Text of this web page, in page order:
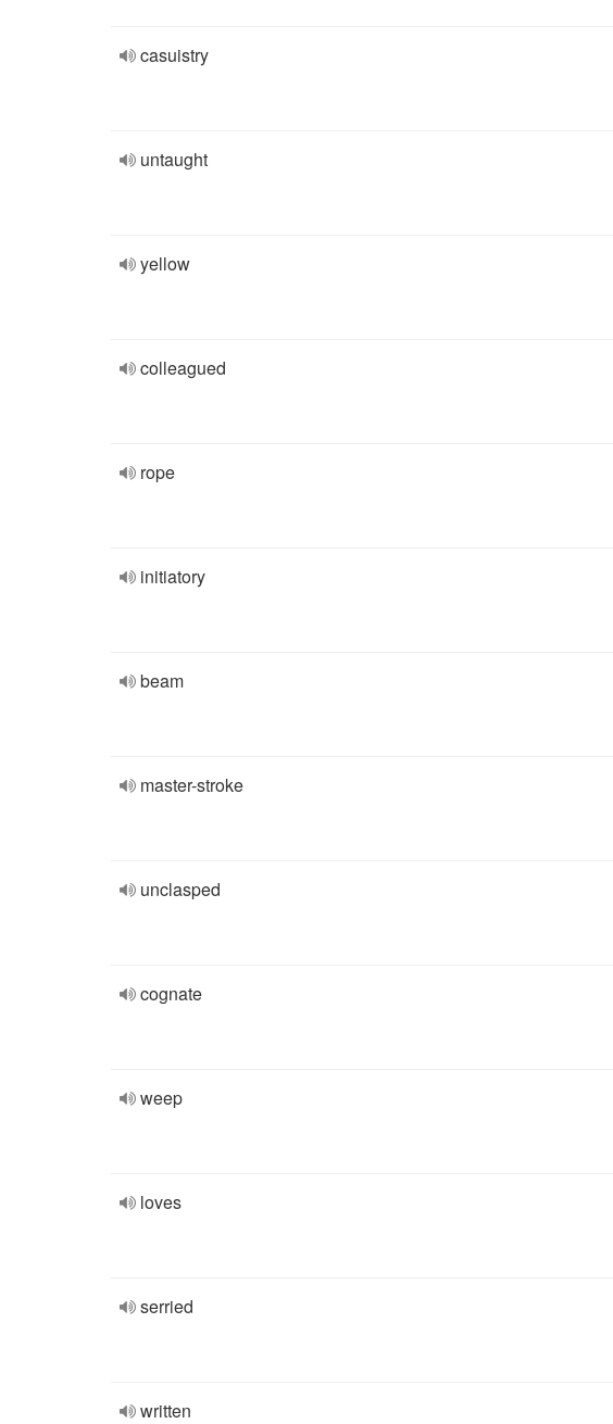
casuistry
untaught
yellow
colleagued
rope
initiatory
beam
master-stroke
unclasped
cognate
weep
loves
serried
written